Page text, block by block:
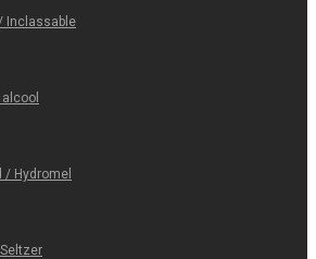
Inclassable
/ Hydromel